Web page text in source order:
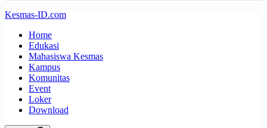
Kesmas-ID.com
Home
Edukasi
Mahasiswa Kesmas
Kampus
Komunitas
Event
Loker
Download